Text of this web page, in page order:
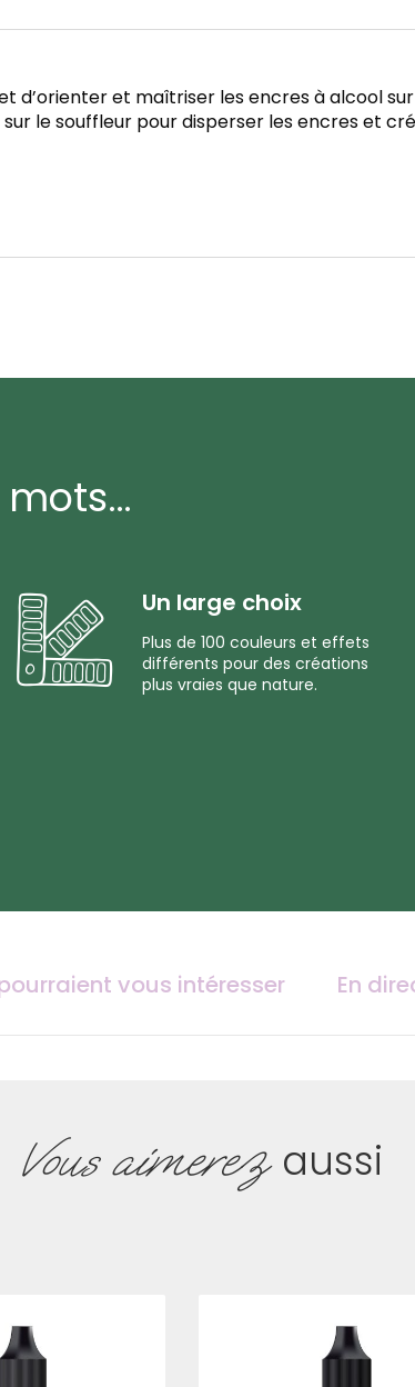
d’orienter et maîtriser les encres à alcool
le souffleur pour disperser les encres et
Un large choix
Plus de 100 couleurs et effets
différents pour des créations
plus vraies que nature.
vous intéresser En
Vous aimerezaussi